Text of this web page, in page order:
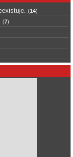
(14)
(7)